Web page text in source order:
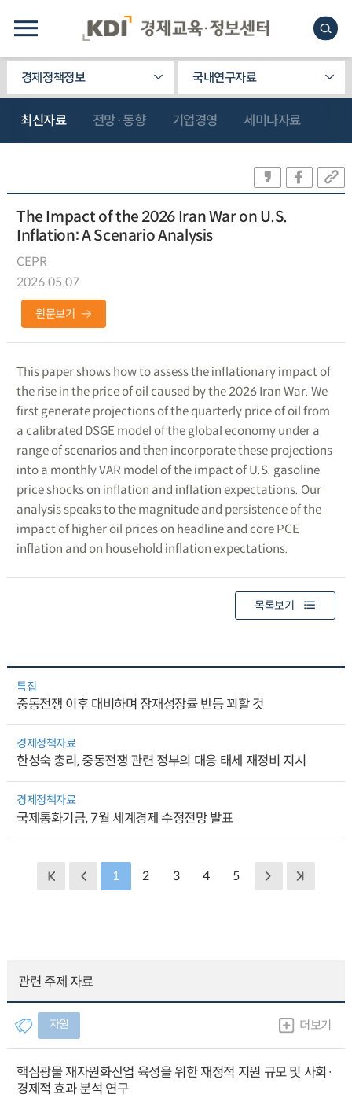
경제정책정보 국내연구자료
최신자료 전망·동향 기업경영 세미나자료
The Impact of the 2026 Iran War on U.S.
Inflation: A Scenario Analysis
CEPR
2026.05.07
원문보기
This paper shows how to assess the inflationary impact of
the rise in the price of oil caused by the 2026 Iran War. We
first generate projections of the quarterly price of oil from
a calibrated DSGE model of the global economy under a
range of scenarios and then incorporate these projections
into a monthly VAR model of the impact of U.S. gasoline
price shocks on inflation and inflation expectations. Our
analysis speaks to the magnitude and persistence of the
impact of higher oil prices on headline and core PCE
inflation and on household inflation expectations.
목록보기
특집
중동전쟁 이후 대비하며 잠재성장률 반등 꾀할 것
경제정책자료
한성숙 총리, 중동전쟁 관련 정부의 대응 태세 재정비 지시
경제정책자료
국제통화기금, 7월 세계경제 수정전망 발표
1 2 3 4 5
관련 주제 자료
자원 더보기
핵심광물 재자원화산업 육성을 위한 재정적 지원 규모 및 사회·
경제적 효과 분석 연구